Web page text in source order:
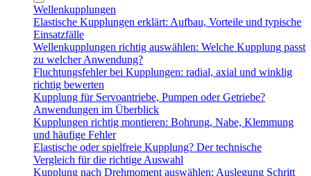
Wellenkupplungen
Elastische Kupplungen erklärt: Aufbau, Vorteile und typische
Einsatzfälle
Wellenkupplungen richtig auswählen: Welche Kupplung passt
zu welcher Anwendung?
Fluchtungsfehler bei Kupplungen: radial, axial und winklig
richtig bewerten
Kupplung für Servoantriebe, Pumpen oder Getriebe?
Anwendungen im Überblick
Kupplungen richtig montieren: Bohrung, Nabe, Klemmung
und häufige Fehler
Elastische oder spielfreie Kupplung? Der technische
Vergleich für die richtige Auswahl
Kupplung nach Drehmoment auswählen: Auslegung Schritt